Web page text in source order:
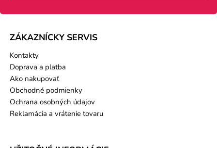
ZÁKAZNÍCKY SERVIS
Kontakty
Doprava a platba
Ako nakupovať
Obchodné podmienky
Ochrana osobných údajov
Reklamácia a vrátenie tovaru